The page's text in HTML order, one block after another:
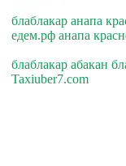
блаблакар анапа
едем.рф анапа
блаблакар абакан
Taxiuber7.com